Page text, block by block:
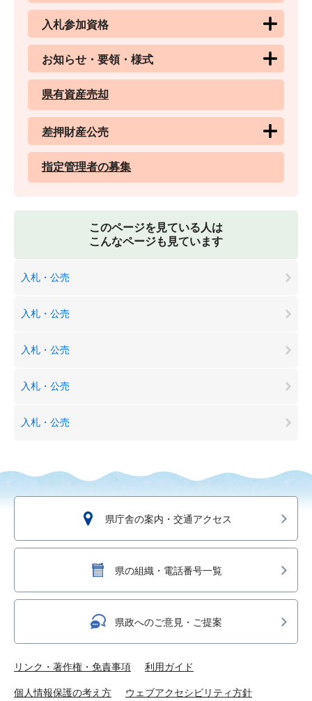
入札参加資格
お知らせ・要領・様式
県有資産売却
差押財産公売
指定管理者の募集
このページを見ている人は
こんなページも見ています
入札・公売
入札・公売
入札・公売
入札・公売
入札・公売
県庁舎の案内・交通アクセス
県の組織・電話番号一覧
県政へのご意見・ご提案
リンク・著作権・免責事項 利用ガイド
個人情報保護の考え方 ウェブアクセシビリティ方針